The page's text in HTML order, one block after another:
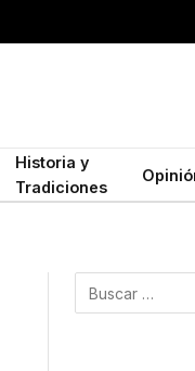
Historia y
Tradiciones